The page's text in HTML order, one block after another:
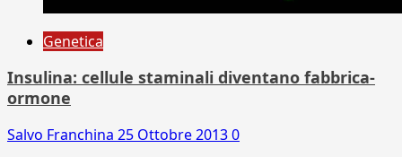
Genetica
Insulina: cellule staminali diventano fabbrica-
ormone
Salvo Franchina 25 Ottobre 20130